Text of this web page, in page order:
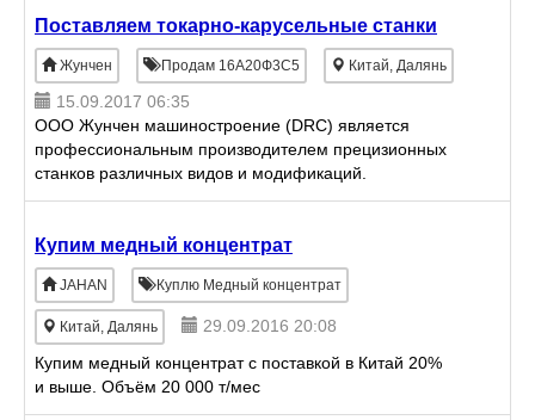
Поставляем токарно-карусельные станки
Жунчен Продам 16А20Ф3С5 Китай, Далянь
15.09.2017 06:35
ООО Жунчен машиностроение (DRC) является
профессиональным производителем прецизионных
станков различных видов и модификаций.
многолетний станкостроительный опыт гарантирует
Купим медный концентрат
JAHAN Куплю Медный концентрат
Китай, Далянь
29.09.2016 20:08
Купим медный концентрат с поставкой в Китай 20%
и выше. Объём 20 000 т/мес